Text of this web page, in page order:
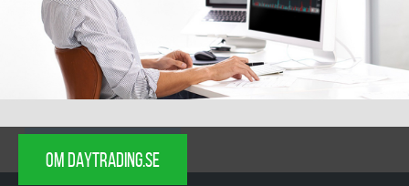
OM DAYTRADING.SE